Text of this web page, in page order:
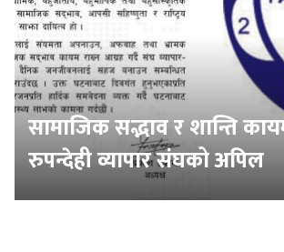
सामाजिक सद्भाव र शान्ति
रुपन्देही व्यापार संघको अपिल